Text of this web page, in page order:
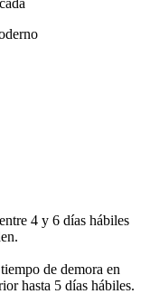
4 y 6 días hábiles
de demora en
hasta 5 días hábiles.